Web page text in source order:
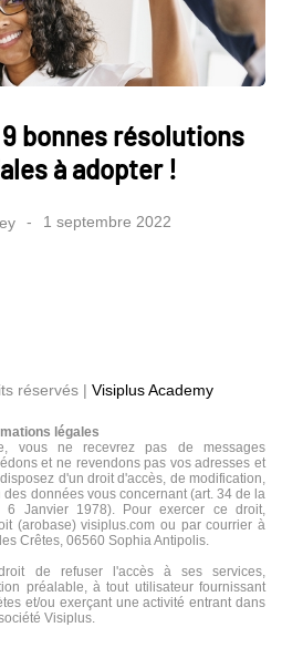
bonnes résolutions
à adopter !
1 septembre 2022
réservés | Visiplus Academy
légales
vous ne recevrez pas de messages
et ne revendons pas vos adresses et
d'un droit d'accès, de modification,
données vous concernant (art. 34 de la
Janvier 1978). Pour exercer ce droit,
(arobase) visiplus.com ou par courrier à
Crêtes, 06560 Sophia Antipolis.
de refuser l'accès à ses services,
préalable, à tout utilisateur fournissant
et/ou exerçant une activité entrant dans
Visiplus.